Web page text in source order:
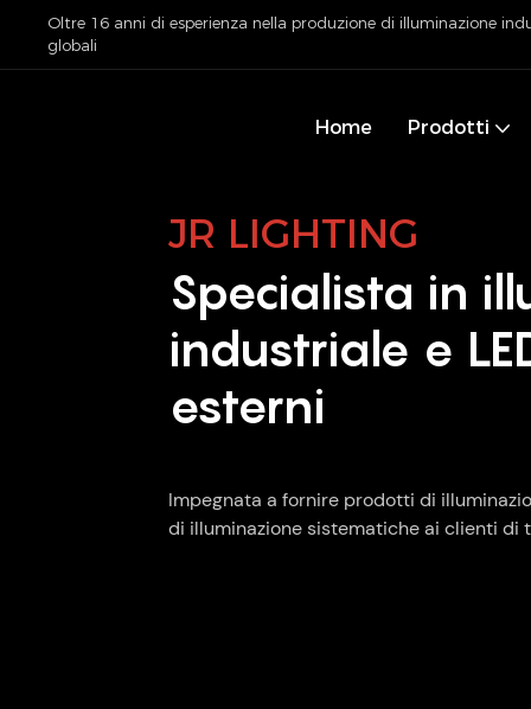
Oltre 16 anni di esperienza nella produzione di illuminazione
globali
Home Prodotti
JR LIGHTING
Specialista in
industriale e
esterni
Impegnata a fornire prodotti di
di illuminazione sistematiche ai clienti di